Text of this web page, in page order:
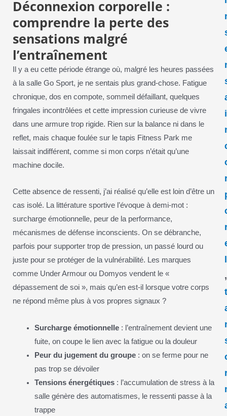
Déconnexion corporelle :
comprendre la perte des
sensations malgré
l’entraînement
Il y a eu cette période étrange où, malgré les heures passées
à la salle Go Sport, je ne sentais plus grand-chose. Fatigue
chronique, dos en compote, sommeil défaillant, quelques
fringales incontrôlées et cette impression curieuse de vivre
dans une armure trop rigide. Rien sur la balance ni dans le
reflet, mais chaque foulée sur le tapis Fitness Park me
laissait indifférent, comme si mon corps n’était qu’une
machine docile.
Cette absence de ressenti, j’ai réalisé qu’elle est loin d’être un
cas isolé. La littérature sportive l’évoque à demi-mot :
surcharge émotionnelle, peur de la performance,
mécanismes de défense inconscients. On se débranche,
parfois pour supporter trop de pression, un passé lourd ou
juste pour se protéger de la vulnérabilité. Les marques
comme Under Armour ou Domyos vendent le «
dépassement de soi », mais qu’en est-il lorsque votre corps
ne répond même plus à vos propres signaux ?
Surcharge émotionnelle : l’entraînement devient une
fuite, on coupe le lien avec la fatigue ou la douleur
Peur du jugement du groupe : on se ferme pour ne
pas trop se dévoiler
Tensions énergétiques : l’accumulation de stress à la
salle génère des automatismes, le ressenti passe à la
trappe
,